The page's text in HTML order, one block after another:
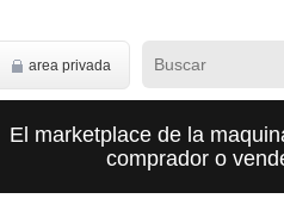
area privada
El marketplace de la
comprador o